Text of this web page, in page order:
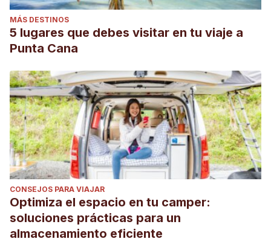
MÁS DESTINOS
5 lugares que debes visitar en tu viaje a
Punta Cana
CONSEJOS PARA VIAJAR
Optimiza el espacio en tu camper:
soluciones prácticas para un
almacenamiento eficiente